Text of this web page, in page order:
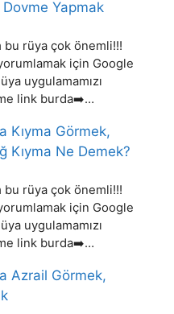
Dovme Yapmak
bu rüya çok önemli!!!
için Google
uygulamamızı
link burda➡️…
Kıyma Görmek,
Kıyma Ne Demek?
bu rüya çok önemli!!!
için Google
uygulamamızı
link burda➡️…
Azrail Görmek,